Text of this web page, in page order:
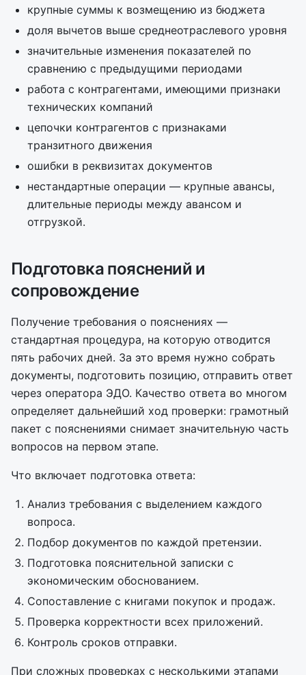
крупные суммы к возмещению из бюджета
доля вычетов выше среднеотраслевого уровня
значительные изменения показателей по
сравнению с предыдущими периодами
работа с контрагентами, имеющими признаки
технических компаний
цепочки контрагентов с признаками
транзитного движения
ошибки в реквизитах документов
нестандартные операции — крупные авансы,
длительные периоды между авансом и
отгрузкой.
Подготовка пояснений и
сопровождение
Получение требования о пояснениях —
стандартная процедура, на которую отводится
пять рабочих дней. За это время нужно собрать
документы, подготовить позицию, отправить ответ
через оператора ЭДО. Качество ответа во многом
определяет дальнейший ход проверки: грамотный
пакет с пояснениями снимает значительную часть
вопросов на первом этапе.
Что включает подготовка ответа:
Анализ требования с выделением каждого
вопроса.
Подбор документов по каждой претензии.
Подготовка пояснительной записки с
экономическим обоснованием.
Сопоставление с книгами покупок и продаж.
Проверка корректности всех приложений.
Контроль сроков отправки.
При сложных проверках с несколькими этапами